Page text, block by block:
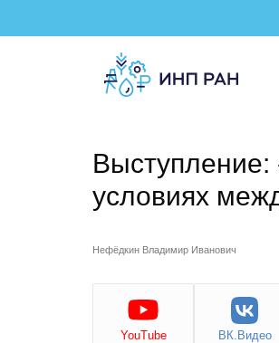
Выступление:
условиях
Нефёдкин Владимир Иванович
YouTube ВК.Видео